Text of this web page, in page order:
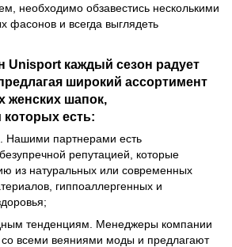
необходимо обзавестись несколькими
фасонов и всегда выглядеть
Unisport каждый сезон радует
широкий ассортимент
женских шапок,
есть:
Нашими партнерами есть
репутацией, которые
из натуральных или современных
гиппоаллергенных и
тенденциям. Менеджеры компании
всеми веяниями моды и предлагают